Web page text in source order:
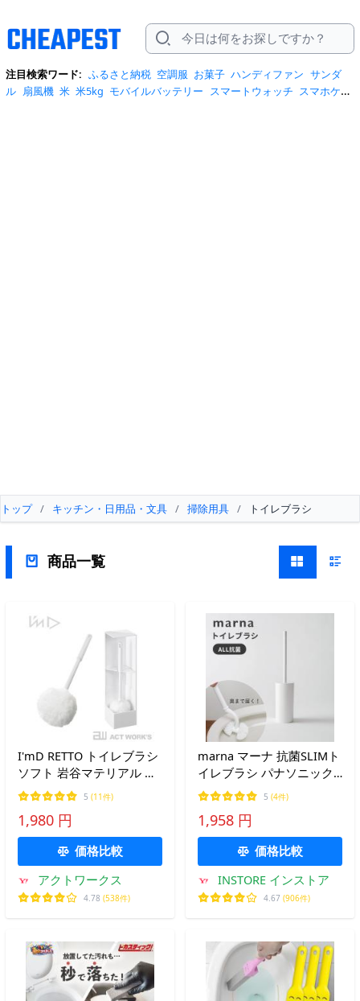
注目検索ワード: ふるさと納税 空調服 お菓子 ハンディファン サンダ
ル 扇風機 米 米5kg モバイルバッテリー スマートウォッチ スマホケー
トップ / キッチン・日用品・文具 / 掃除用具 / トイレブラシ
商品一覧
I'mD RETTO トイレブラシ
ソフト 岩谷マテリアル レ
ットー 便所 掃除 化粧室
5 (11件)
1,980 円
価格比較
アクトワークス
4.78 (538件)
marna マーナ 抗菌SLIMト
イレブラシ パナソニック
製アラウーノ推奨品
5 (4件)
1,958 円
価格比較
INSTORE インストア
4.67 (906件)